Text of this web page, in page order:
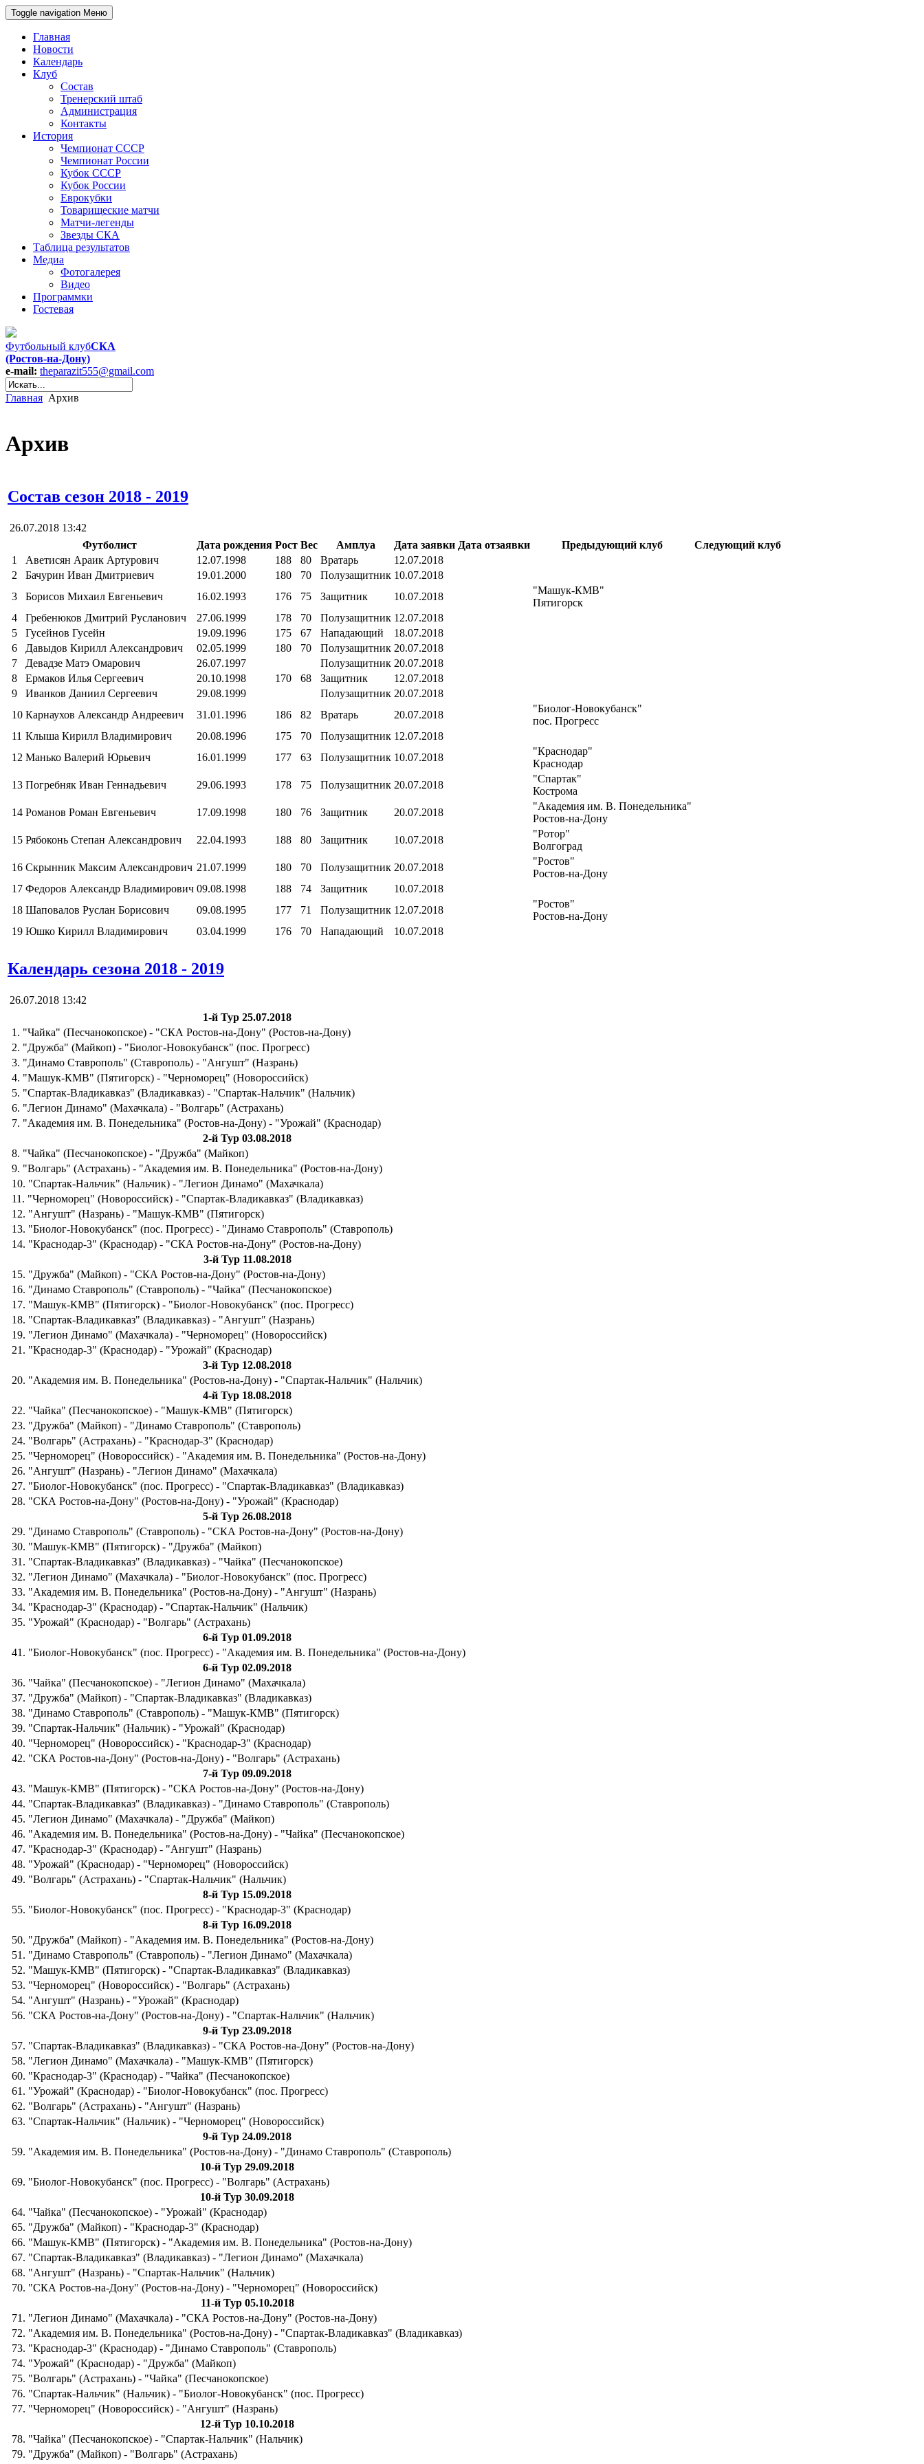
Toggle navigation Меню
Главная
Новости
Календарь
Клуб
Состав
Тренерский штаб
Администрация
Контакты
История
Чемпионат СССР
Чемпионат России
Кубок СССР
Кубок России
Еврокубки
Товарищеские матчи
Матчи-легенды
Звезды СКА
Таблица результатов
Медиа
Фотогалерея
Видео
Программки
Гостевая
Футбольный клубСКА
(Ростов-на-Дону)
e-mail: theparazit555@gmail.com
Главная Архив
Архив
Состав сезон 2018 - 2019
26.07.2018 13:42
Футболист
Дата рождения Рост Вес Амплуа Дата заявки Дата отзаявки Предыдующий клуб
Следующий клуб
1
Аветисян Араик Артурович 12.07.1998 188 80 Вратарь
12.07.2018
2
Бачурин Иван Дмитриевич 19.01.2000 180 70 Полузащитник 10.07.2018
3
Борисов Михаил Евгеньевич 16.02.1993 176 75 Защитник 10.07.2018
"Машук-КМВ"
Пятигорск
4
Гребенюков Дмитрий Русланович 27.06.1999 178 70 Полузащитник 12.07.2018
5
Гусейнов Гусейн 19.09.1996 175 67 Нападающий
18.07.2018
6
Давыдов Кирилл Александрович 02.05.1999 180 70 Полузащитник 20.07.2018
7
Девадзе Матэ Омарович 26.07.1997 Полузащитник 20.07.2018
8
Ермаков Илья Сергеевич 20.10.1998 170 68 Защитник
12.07.2018
9
Иванков Даниил Сергеевич 29.08.1999 Полузащитник 20.07.2018
10 Карнаухов Александр Андреевич 31.01.1996 186 82 Вратарь 20.07.2018
"Биолог-Новокубанск"
пос. Прогресс
11 Клыша Кирилл Владимирович 20.08.1996 175 70 Полузащитник 12.07.2018
12 Манько Валерий Юрьевич 16.01.1999 177 63 Полузащитник 10.07.2018
"Краснодар"
Краснодар
13 Погребняк Иван Геннадьевич 29.06.1993 178 75 Полузащитник 20.07.2018
"Спартак"
Кострома
14 Романов Роман Евгеньевич 17.09.1998 180 76 Защитник 20.07.2018
"Академия им. В. Понедельника"
Ростов-на-Дону
15 Рябоконь Степан Александрович 22.04.1993 188 80 Защитник 10.07.2018
"Ротор"
Волгоград
16 Скрынник Максим Александрович 21.07.1999 180 70 Полузащитник 20.07.2018
"Ростов"
Ростов-на-Дону
17 Федоров Александр Владимирович 09.08.1998 188 74 Защитник
10.07.2018
18 Шаповалов Руслан Борисович 09.08.1995 177 71 Полузащитник 12.07.2018
"Ростов"
Ростов-на-Дону
19 Юшко Кирилл Владимирович 03.04.1999 176 70 Нападающий 10.07.2018
Календарь сезона 2018 - 2019
26.07.2018 13:42
1-й Тур 25.07.2018
1. "Чайка" (Песчанокопское) - "СКА Ростов-на-Дону" (Ростов-на-Дону)
2. "Дружба" (Майкоп) - "Биолог-Новокубанск" (пос. Прогресс)
3. "Динамо Ставрополь" (Ставрополь) - "Ангушт" (Назрань)
4. "Машук-КМВ" (Пятигорск) - "Черноморец" (Новороссийск)
5. "Спартак-Владикавказ" (Владикавказ) - "Спартак-Нальчик" (Нальчик)
6. "Легион Динамо" (Махачкала) - "Волгарь" (Астрахань)
7. "Академия им. В. Понедельника" (Ростов-на-Дону) - "Урожай" (Краснодар)
2-й Тур 03.08.2018
8. "Чайка" (Песчанокопское) - "Дружба" (Майкоп)
9. "Волгарь" (Астрахань) - "Академия им. В. Понедельника" (Ростов-на-Дону)
10. "Спартак-Нальчик" (Нальчик) - "Легион Динамо" (Махачкала)
11. "Черноморец" (Новороссийск) - "Спартак-Владикавказ" (Владикавказ)
12. "Ангушт" (Назрань) - "Машук-КМВ" (Пятигорск)
13. "Биолог-Новокубанск" (пос. Прогресс) - "Динамо Ставрополь" (Ставрополь)
14. "Краснодар-3" (Краснодар) - "СКА Ростов-на-Дону" (Ростов-на-Дону)
3-й Тур 11.08.2018
15. "Дружба" (Майкоп) - "СКА Ростов-на-Дону" (Ростов-на-Дону)
16. "Динамо Ставрополь" (Ставрополь) - "Чайка" (Песчанокопское)
17. "Машук-КМВ" (Пятигорск) - "Биолог-Новокубанск" (пос. Прогресс)
18. "Спартак-Владикавказ" (Владикавказ) - "Ангушт" (Назрань)
19. "Легион Динамо" (Махачкала) - "Черноморец" (Новороссийск)
21. "Краснодар-3" (Краснодар) - "Урожай" (Краснодар)
3-й Тур 12.08.2018
20. "Академия им. В. Понедельника" (Ростов-на-Дону) - "Спартак-Нальчик" (Нальчик)
4-й Тур 18.08.2018
22. "Чайка" (Песчанокопское) - "Машук-КМВ" (Пятигорск)
23. "Дружба" (Майкоп) - "Динамо Ставрополь" (Ставрополь)
24. "Волгарь" (Астрахань) - "Краснодар-3" (Краснодар)
25. "Черноморец" (Новороссийск) - "Академия им. В. Понедельника" (Ростов-на-Дону)
26. "Ангушт" (Назрань) - "Легион Динамо" (Махачкала)
27. "Биолог-Новокубанск" (пос. Прогресс) - "Спартак-Владикавказ" (Владикавказ)
28. "СКА Ростов-на-Дону" (Ростов-на-Дону) - "Урожай" (Краснодар)
5-й Тур 26.08.2018
29. "Динамо Ставрополь" (Ставрополь) - "СКА Ростов-на-Дону" (Ростов-на-Дону)
30. "Машук-КМВ" (Пятигорск) - "Дружба" (Майкоп)
31. "Спартак-Владикавказ" (Владикавказ) - "Чайка" (Песчанокопское)
32. "Легион Динамо" (Махачкала) - "Биолог-Новокубанск" (пос. Прогресс)
33. "Академия им. В. Понедельника" (Ростов-на-Дону) - "Ангушт" (Назрань)
34. "Краснодар-3" (Краснодар) - "Спартак-Нальчик" (Нальчик)
35. "Урожай" (Краснодар) - "Волгарь" (Астрахань)
6-й Тур 01.09.2018
41. "Биолог-Новокубанск" (пос. Прогресс) - "Академия им. В. Понедельника" (Ростов-на-Дону)
6-й Тур 02.09.2018
36. "Чайка" (Песчанокопское) - "Легион Динамо" (Махачкала)
37. "Дружба" (Майкоп) - "Спартак-Владикавказ" (Владикавказ)
38. "Динамо Ставрополь" (Ставрополь) - "Машук-КМВ" (Пятигорск)
39. "Спартак-Нальчик" (Нальчик) - "Урожай" (Краснодар)
40. "Черноморец" (Новороссийск) - "Краснодар-3" (Краснодар)
42. "СКА Ростов-на-Дону" (Ростов-на-Дону) - "Волгарь" (Астрахань)
7-й Тур 09.09.2018
43. "Машук-КМВ" (Пятигорск) - "СКА Ростов-на-Дону" (Ростов-на-Дону)
44. "Спартак-Владикавказ" (Владикавказ) - "Динамо Ставрополь" (Ставрополь)
45. "Легион Динамо" (Махачкала) - "Дружба" (Майкоп)
46. "Академия им. В. Понедельника" (Ростов-на-Дону) - "Чайка" (Песчанокопское)
47. "Краснодар-3" (Краснодар) - "Ангушт" (Назрань)
48. "Урожай" (Краснодар) - "Черноморец" (Новороссийск)
49. "Волгарь" (Астрахань) - "Спартак-Нальчик" (Нальчик)
8-й Тур 15.09.2018
55. "Биолог-Новокубанск" (пос. Прогресс) - "Краснодар-3" (Краснодар)
8-й Тур 16.09.2018
50. "Дружба" (Майкоп) - "Академия им. В. Понедельника" (Ростов-на-Дону)
51. "Динамо Ставрополь" (Ставрополь) - "Легион Динамо" (Махачкала)
52. "Машук-КМВ" (Пятигорск) - "Спартак-Владикавказ" (Владикавказ)
53. "Черноморец" (Новороссийск) - "Волгарь" (Астрахань)
54. "Ангушт" (Назрань) - "Урожай" (Краснодар)
56. "СКА Ростов-на-Дону" (Ростов-на-Дону) - "Спартак-Нальчик" (Нальчик)
9-й Тур 23.09.2018
57. "Спартак-Владикавказ" (Владикавказ) - "СКА Ростов-на-Дону" (Ростов-на-Дону)
58. "Легион Динамо" (Махачкала) - "Машук-КМВ" (Пятигорск)
60. "Краснодар-3" (Краснодар) - "Чайка" (Песчанокопское)
61. "Урожай" (Краснодар) - "Биолог-Новокубанск" (пос. Прогресс)
62. "Волгарь" (Астрахань) - "Ангушт" (Назрань)
63. "Спартак-Нальчик" (Нальчик) - "Черноморец" (Новороссийск)
9-й Тур 24.09.2018
59. "Академия им. В. Понедельника" (Ростов-на-Дону) - "Динамо Ставрополь" (Ставрополь)
10-й Тур 29.09.2018
69. "Биолог-Новокубанск" (пос. Прогресс) - "Волгарь" (Астрахань)
10-й Тур 30.09.2018
64. "Чайка" (Песчанокопское) - "Урожай" (Краснодар)
65. "Дружба" (Майкоп) - "Краснодар-3" (Краснодар)
66. "Машук-КМВ" (Пятигорск) - "Академия им. В. Понедельника" (Ростов-на-Дону)
67. "Спартак-Владикавказ" (Владикавказ) - "Легион Динамо" (Махачкала)
68. "Ангушт" (Назрань) - "Спартак-Нальчик" (Нальчик)
70. "СКА Ростов-на-Дону" (Ростов-на-Дону) - "Черноморец" (Новороссийск)
11-й Тур 05.10.2018
71. "Легион Динамо" (Махачкала) - "СКА Ростов-на-Дону" (Ростов-на-Дону)
72. "Академия им. В. Понедельника" (Ростов-на-Дону) - "Спартак-Владикавказ" (Владикавказ)
73. "Краснодар-3" (Краснодар) - "Динамо Ставрополь" (Ставрополь)
74. "Урожай" (Краснодар) - "Дружба" (Майкоп)
75. "Волгарь" (Астрахань) - "Чайка" (Песчанокопское)
76. "Спартак-Нальчик" (Нальчик) - "Биолог-Новокубанск" (пос. Прогресс)
77. "Черноморец" (Новороссийск) - "Ангушт" (Назрань)
12-й Тур 10.10.2018
78. "Чайка" (Песчанокопское) - "Спартак-Нальчик" (Нальчик)
79. "Дружба" (Майкоп) - "Волгарь" (Астрахань)